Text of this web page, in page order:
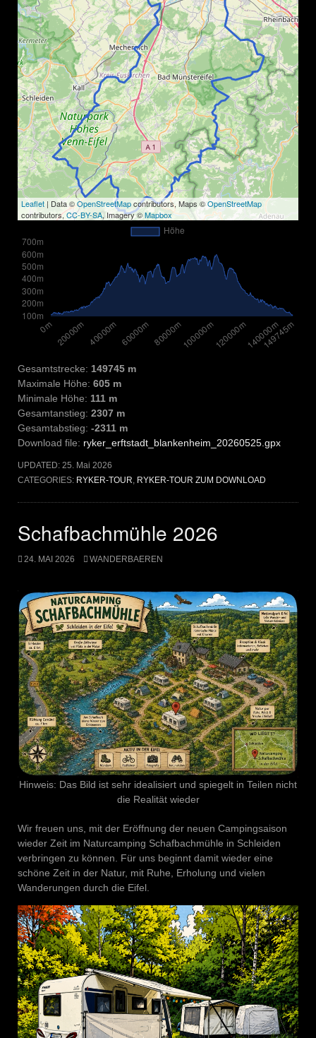
Leaflet | Data ©OpenStreetMapcontributors, Maps ©OpenStreetMap
contributors,CC-BY-SA, Imagery ©Mapbox
Gesamtstrecke: 149745 m
Maximale Höhe: 605 m
Minimale Höhe: 111 m
Gesamtanstieg: 2307 m
Gesamtabstieg: -2311 m
Download file: ryker_erftstadt_blankenheim_20260525.gpx
UPDATED: 25. Mai 2026
CATEGORIES: RYKER-TOUR, RYKER-TOUR ZUM DOWNLOAD
Schafbachmühle 2026
24. MAI 2026 WANDERBAEREN
Hinweis: Das Bild ist sehr idealisiert und spiegelt in Teilen nicht
die Realität wieder
Wir freuen uns, mit der Eröffnung der neuen Campingsaison
wieder Zeit im Naturcamping Schafbachmühle in Schleiden
verbringen zu können. Für uns beginnt damit wieder eine
schöne Zeit in der Natur, mit Ruhe, Erholung und vielen
Wanderungen durch die Eifel.